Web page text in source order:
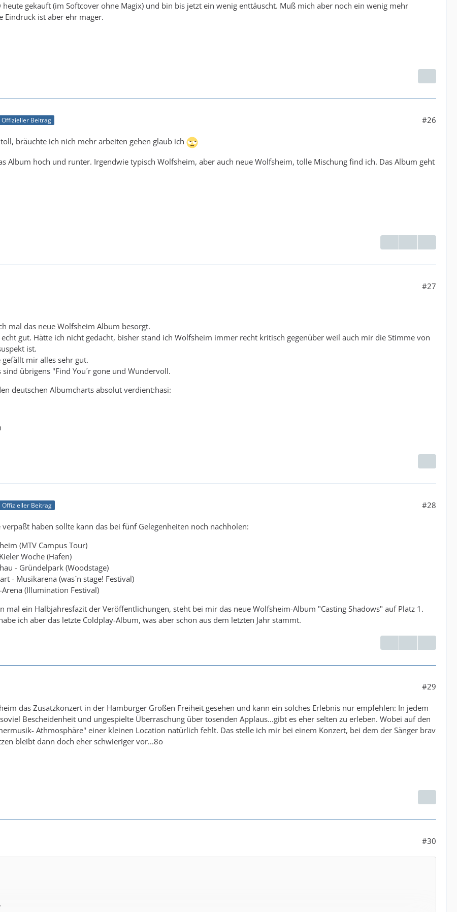
heute gekauft (im Softcover ohne Magix) und bin bis jetzt ein wenig enttäuscht. Muß mich aber noch ein wenig mehr
Eindruck ist aber ehr mager.
Offizieller Beitrag #26
bräuchte ich nich mehr arbeiten gehen glaub ich
Album hoch und runter. Irgendwie typisch Wolfsheim, aber auch neue Wolfsheim, tolle Mischung find ich. Das Album geht
#27
mal das neue Wolfsheim Album besorgt.
gut. Hätte ich nicht gedacht, bisher stand ich Wolfsheim immer recht kritisch gegenüber weil auch mir die Stimme von
ist.
gefällt mir alles sehr gut.
übrigens "Find You´r gone und Wundervoll.
deutschen Albumcharts absolut verdient:hasi:
Offizieller Beitrag #28
haben sollte kann das bei fünf Gelegenheiten noch nachholen:
(MTV Campus Tour)
Woche (Hafen)
- Gründelpark (Woodstage)
- Musikarena (was´n stage! Festival)
(Illumination Festival)
mal ein Halbjahresfazit der Veröffentlichungen, steht bei mir das neue Wolfsheim-Album "Casting Shadows" auf Platz 1.
ich aber das letzte Coldplay-Album, was aber schon aus dem letzten Jahr stammt.
#29
das Zusatzkonzert in der Hamburger Großen Freiheit gesehen und kann ein solches Erlebnis nur empfehlen: In jedem
Bescheidenheit und ungespielte Überraschung über tosenden Applaus...gibt es eher selten zu erleben. Wobei auf den
Athmosphäre" einer kleinen Location natürlich fehlt. Das stelle ich mir bei einem Konzert, bei dem der Sänger brav
bleibt dann doch eher schwieriger vor...8o
#30